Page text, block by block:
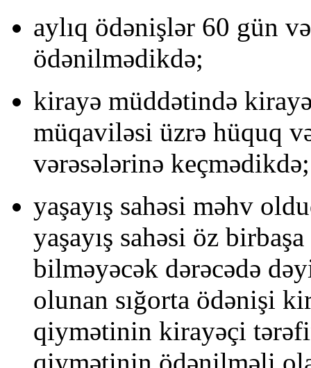
aylıq ödənişlər 60 gün
ödənilmədikdə;
kirayə müddətində
müqaviləsi üzrə hüquq
vərəsələrinə keçmədikdə;
yaşayış sahəsi məhv
yaşayış sahəsi öz
bilməyəcək dərəcədə
olunan sığorta ödənişi
qiymətinin kirayəçi
qiymətinin ödənilməli